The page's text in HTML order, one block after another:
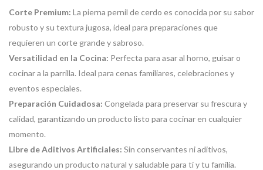
Corte Premium: La pierna pernil de cerdo es conocida por su sabor
robusto y su textura jugosa, ideal para preparaciones que
requieren un corte grande y sabroso.
Versatilidad en la Cocina: Perfecta para asar al horno, guisar o
cocinar a la parrilla. Ideal para cenas familiares, celebraciones y
eventos especiales.
Preparación Cuidadosa: Congelada para preservar su frescura y
calidad, garantizando un producto listo para cocinar en cualquier
momento.
Libre de Aditivos Artificiales: Sin conservantes ni aditivos,
asegurando un producto natural y saludable para ti y tu familia.